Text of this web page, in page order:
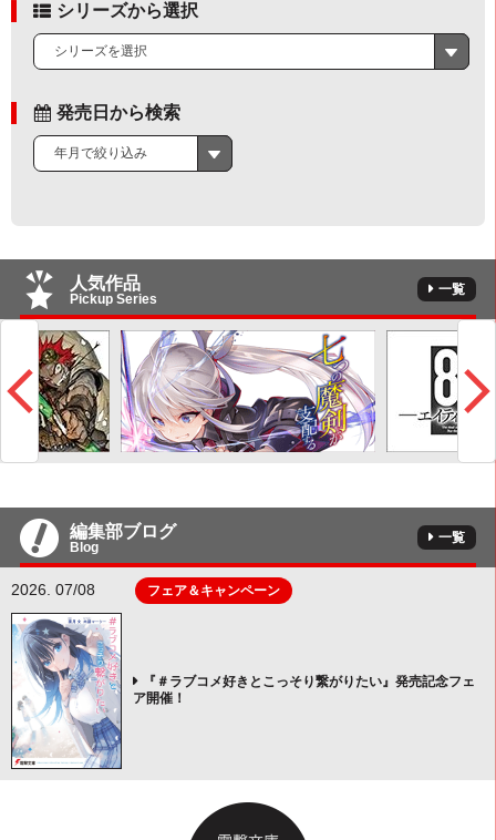
シリーズから選択
シリーズを選択
発売日から検索
年月で絞り込み
人気作品
Pickup Series
一覧
編集部ブログ
Blog
一覧
2026. 07/08 フェア＆キャンペーン
『＃ラブコメ好きとこっそり繋がりたい』発売記念フェ
ア開催！